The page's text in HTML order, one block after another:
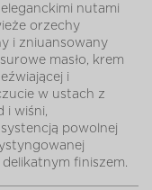
nutami
orzechy
i zniuansowany
masło, krem
i
w ustach z
i wiśni,
powolnej
delikatnym finiszem.